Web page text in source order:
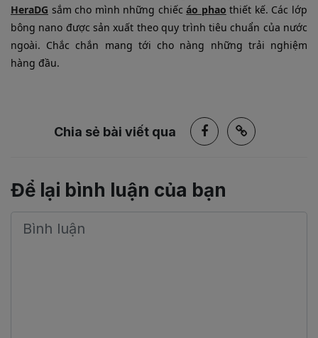
HeraDG sắm cho mình những chiếc áo phao thiết kế. Các lớp
bông nano được sản xuất theo quy trình tiêu chuẩn của nước
ngoài. Chắc chắn mang tới cho nàng những trải nghiệm
hàng đầu.
Chia sẻ bài viết qua
Để lại bình luận của bạn